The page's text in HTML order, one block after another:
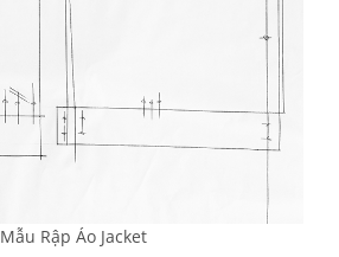
Mẫu Rập Áo Jacket